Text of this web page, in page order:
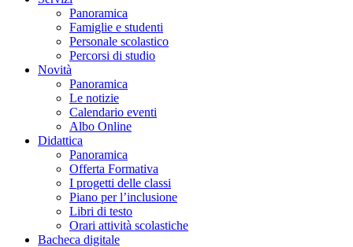
Panoramica
Famiglie e studenti
Personale scolastico
Percorsi di studio
Novità
Panoramica
Le notizie
Calendario eventi
Albo Online
Didattica
Panoramica
Offerta Formativa
I progetti delle classi
Piano per l’inclusione
Libri di testo
Orari attività scolastiche
Bacheca digitale